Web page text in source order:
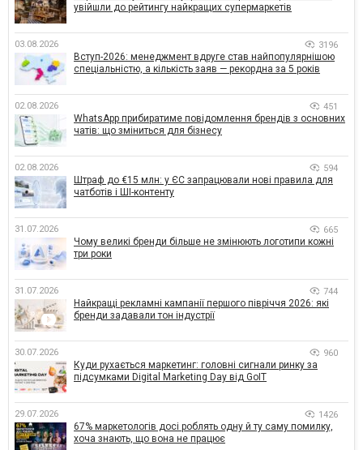
увійшли до рейтингу найкращих супермаркетів
03.08.2026 3196
Вступ-2026: менеджмент вдруге став найпопулярнішою
спеціальністю, а кількість заяв — рекордна за 5 років
02.08.2026 451
WhatsApp прибиратиме повідомлення брендів з основних
чатів: що зміниться для бізнесу
02.08.2026 594
Штраф до €15 млн: у ЄС запрацювали нові правила для
чатботів і ШІ-контенту
31.07.2026 665
Чому великі бренди більше не змінюють логотипи кожні
три роки
31.07.2026 744
Найкращі рекламні кампанії першого півріччя 2026: які
бренди задавали тон індустрії
30.07.2026 960
Куди рухається маркетинг: головні сигнали ринку за
підсумками Digital Marketing Day від GoIT
29.07.2026 1426
67% маркетологів досі роблять одну й ту саму помилку,
хоча знають, що вона не працює